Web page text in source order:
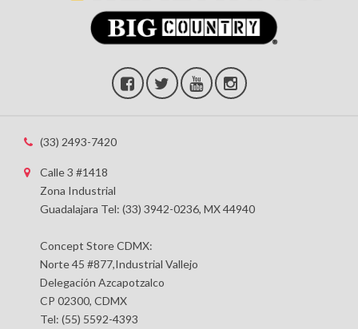
(33) 2493-7420
Calle 3 #1418
Zona Industrial
Guadalajara Tel: (33) 3942-0236, MX 44940
Concept Store CDMX:
Norte 45 #877,Industrial Vallejo
Delegación Azcapotzalco
CP 02300, CDMX
Tel: (55) 5592-4393